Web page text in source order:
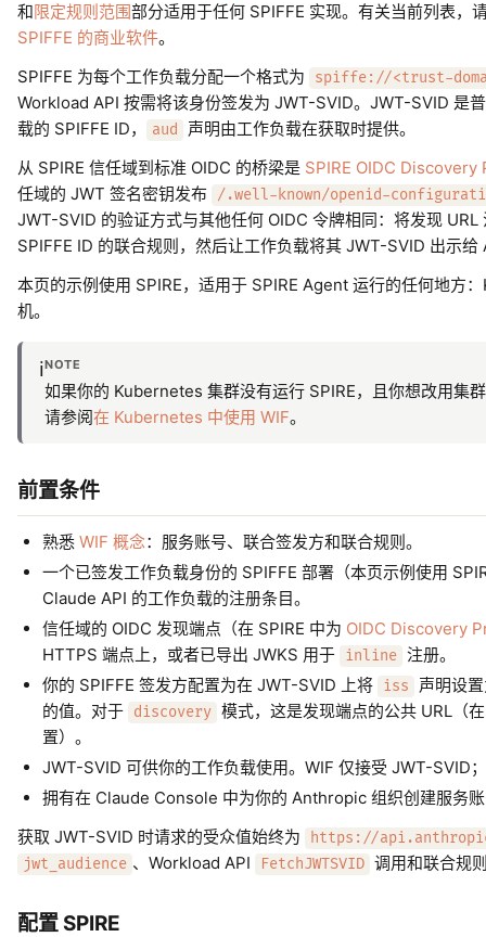
和限定规则范围部分适用于任何 SPIFFE 实现。有关当前列表，
SPIFFE 的商业软件。
SPIFFE 为每个工作负载分配一个格式为
spiffe://<trust-
Workload API 按需将该身份签发为 JWT-SVID。JWT-SVID 是
载的 SPIFFE ID，
aud
声明由工作负载在获取时提供。
从 SPIRE 信任域到标准 OIDC 的桥梁是 SPIRE OIDC Discovery
任域的 JWT 签名密钥发布
/.well-known/openid-
JWT-SVID 的验证方式与其他任何 OIDC 令牌相同：将发现
SPIFFE ID 的联合规则，然后让工作负载将其 JWT-SVID 出示
本页的示例使用 SPIRE，适用于 SPIRE Agent 运行的任何地方
机。
ℹ️NOTE
如果你的 Kubernetes 集群没有运行 SPIRE，且你想改用集
请参阅在 Kubernetes 中使用 WIF。
前置条件
熟悉 WIF 概念：服务账号、联合签发方和联合规则。
一个已签发工作负载身份的 SPIFFE 部署（本页示例使用
Claude API 的工作负载的注册条目。
信任域的 OIDC 发现端点（在 SPIRE 中为 OIDC Discovery
HTTPS 端点上，或者已导出 JWKS 用于
inline 注册。
你的 SPIFFE 签发方配置为在 JWT-SVID 上将
iss
声明设
的值。对于
discovery 模式，这是发现端点的公共 URL（
置）。
JWT-SVID 可供你的工作负载使用。WIF 仅接受 JWT-SVID
拥有在 Claude Console 中为你的 Anthropic 组织创建服务
获取 JWT-SVID 时请求的受众值始终为
https://
jwt_audience 、Workload API FetchJWTSVID 调用和联合规
配置 SPIRE